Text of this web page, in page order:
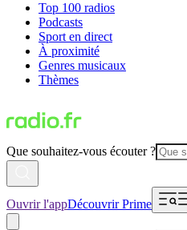
Top 100 radios
Podcasts
Sport en direct
À proximité
Genres musicaux
Thèmes
Que souhaitez-vous écouter ?
Ouvrir l'appDécouvrir Prime